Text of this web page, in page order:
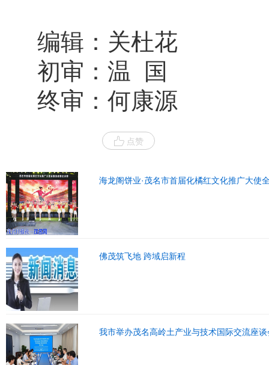
编辑：关杜花
初审：温 国
终审：何康源
点赞
海龙阁饼业·茂名市首届化橘红文化推广大使
佛茂筑飞地 跨域启新程
我市举办茂名高岭土产业与技术国际交流座谈